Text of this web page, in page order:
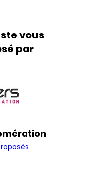
vous
par